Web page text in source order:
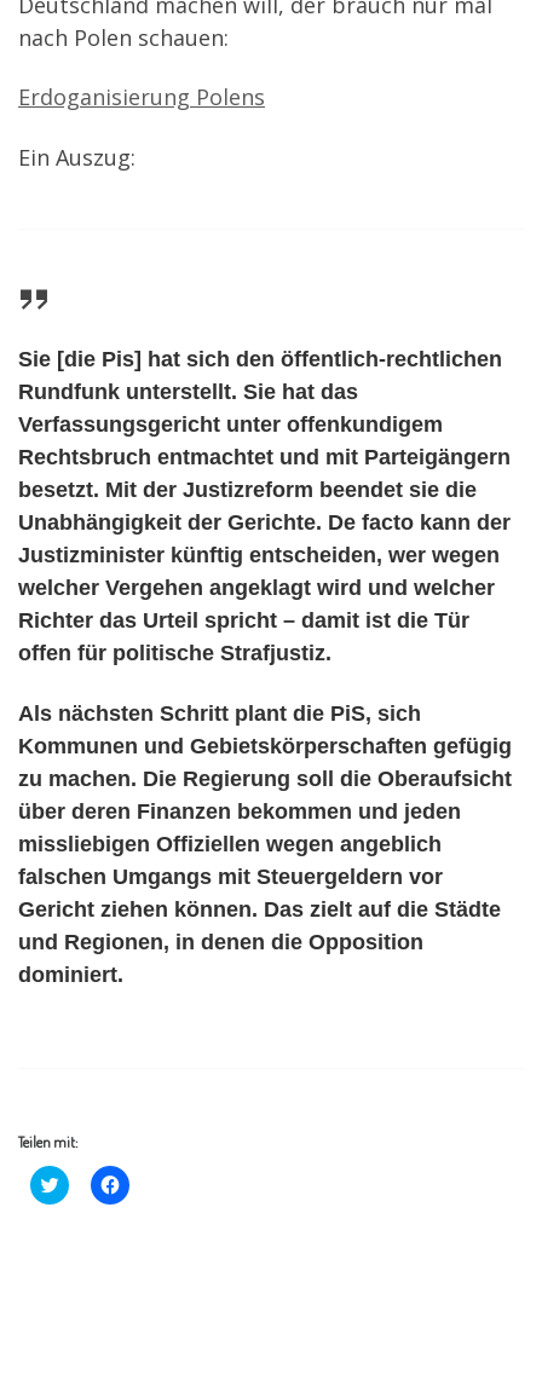
nach Polen schauen:
Erdoganisierung Polens
Ein Auszug:
Sie [die Pis] hat sich den öffentlich-rechtlichen
Rundfunk unterstellt. Sie hat das
Verfassungsgericht unter offenkundigem
Rechtsbruch entmachtet und mit Parteigängern
besetzt. Mit der Justizreform beendet sie die
Unabhängigkeit der Gerichte. De facto kann der
Justizminister künftig entscheiden, wer wegen
welcher Vergehen angeklagt wird und welcher
Richter das Urteil spricht – damit ist die Tür
offen für politische Strafjustiz.
Als nächsten Schritt plant die PiS, sich
Kommunen und Gebietskörperschaften gefügig
zu machen. Die Regierung soll die Oberaufsicht
über deren Finanzen bekommen und jeden
missliebigen Offiziellen wegen angeblich
falschen Umgangs mit Steuergeldern vor
Gericht ziehen können. Das zielt auf die Städte
und Regionen, in denen die Opposition
dominiert.
Teilen mit:
K
l
K
l